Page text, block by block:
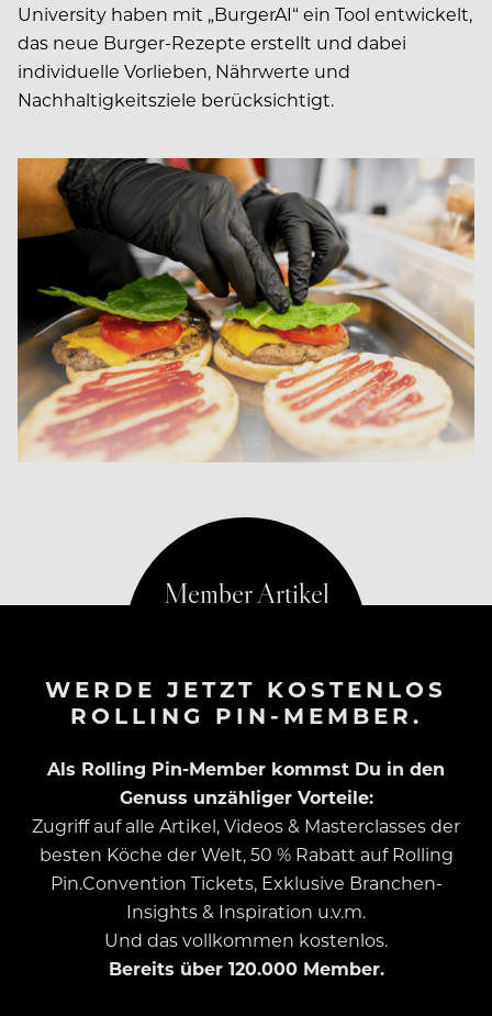
University haben mit „BurgerAI“ ein Tool entwickelt,
das neue Burger-Rezepte erstellt und dabei
individuelle Vorlieben, Nährwerte und
Nachhaltigkeitsziele berücksichtigt.
WERDE JETZT KOSTENLOS
ROLLING PIN-MEMBER.
Als Rolling Pin-Member kommst Du in den
Genuss unzähliger Vorteile:
Zugriff auf alle Artikel, Videos & Masterclasses der
besten Köche der Welt, 50 % Rabatt auf Rolling
Pin.Convention Tickets, Exklusive Branchen-
Insights & Inspiration u.v.m.
Und das vollkommen kostenlos.
Bereits über 120.000 Member.